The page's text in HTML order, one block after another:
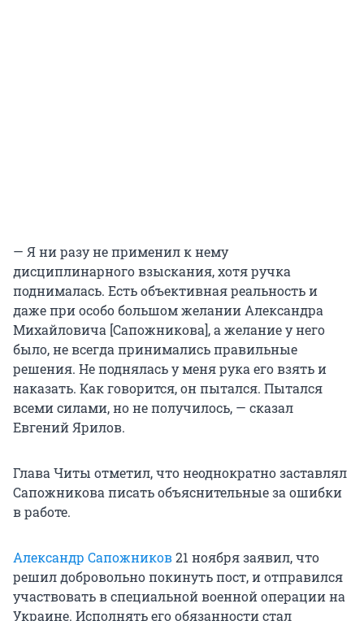
— Я ни разу не применил к нему
дисциплинарного взыскания, хотя ручка
поднималась. Есть объективная реальность и
даже при особо большом желании Александра
Михайловича [Сапожникова], а желание у него
было, не всегда принимались правильные
решения. Не поднялась у меня рука его взять и
наказать. Как говорится, он пытался. Пытался
всеми силами, но не получилось, — сказал
Евгений Ярилов.
Глава Читы отметил, что неоднократно заставлял
Сапожникова писать объяснительные за ошибки
в работе.
Александр Сапожников21 ноября заявил, что
решил добровольно покинуть пост, и отправился
участвовать в специальной военной операции на
Украине. Исполнять его обязанности стал